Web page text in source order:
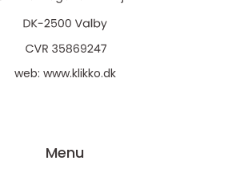
web: www.klikko.dk
Menu